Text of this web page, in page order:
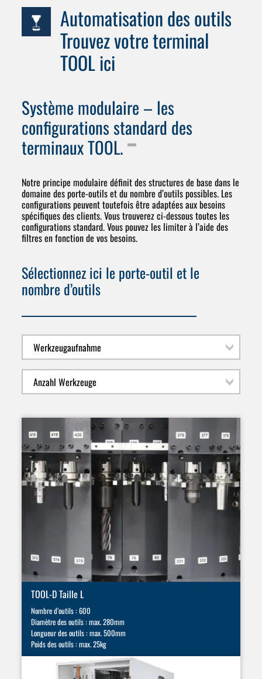
Automatisation des outils
Trouvez votre terminal
TOOL ici
Système modulaire – les
configurations standard des
terminaux TOOL.
Notre principe modulaire définit des structures de base dans le
domaine des porte-outils et du nombre d’outils possibles. Les
configurations peuvent toutefois être adaptées aux besoins
spécifiques des clients. Vous trouverez ci-dessous toutes les
configurations standard. Vous pouvez les limiter à l’aide des
filtres en fonction de vos besoins.
Sélectionnez ici le porte-outil et le
nombre d’outils
TOOL-D Taille L
Nombre d’outils : 600
Diamètre des outils : max. 280mm
Longueur des outils : max. 500mm
Poids des outils : max. 25kg